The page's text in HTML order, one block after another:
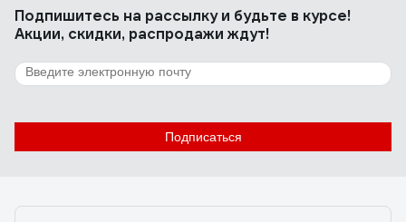
227 отзывов
Отзыв о Очиститель LAVR тормозных дисков,
650 мл Ln1498
Подпишитесь на рассылкуи будьте в курсе!
Акции, скидки, распродажи ждут!
Подписаться